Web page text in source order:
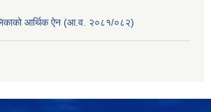
आर्थिक ऐन (आ.व. २०८१/०८२)